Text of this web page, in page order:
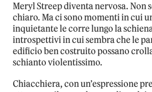
Meryl Streep diventa nervosa. Non
chiaro. Ma ci sono momenti in cui
inquietante le corre lungo la
introspettivi in cui sembra che le
edificio ben costruito possano
schianto violentissimo.
Chiacchiera, con un’espressione